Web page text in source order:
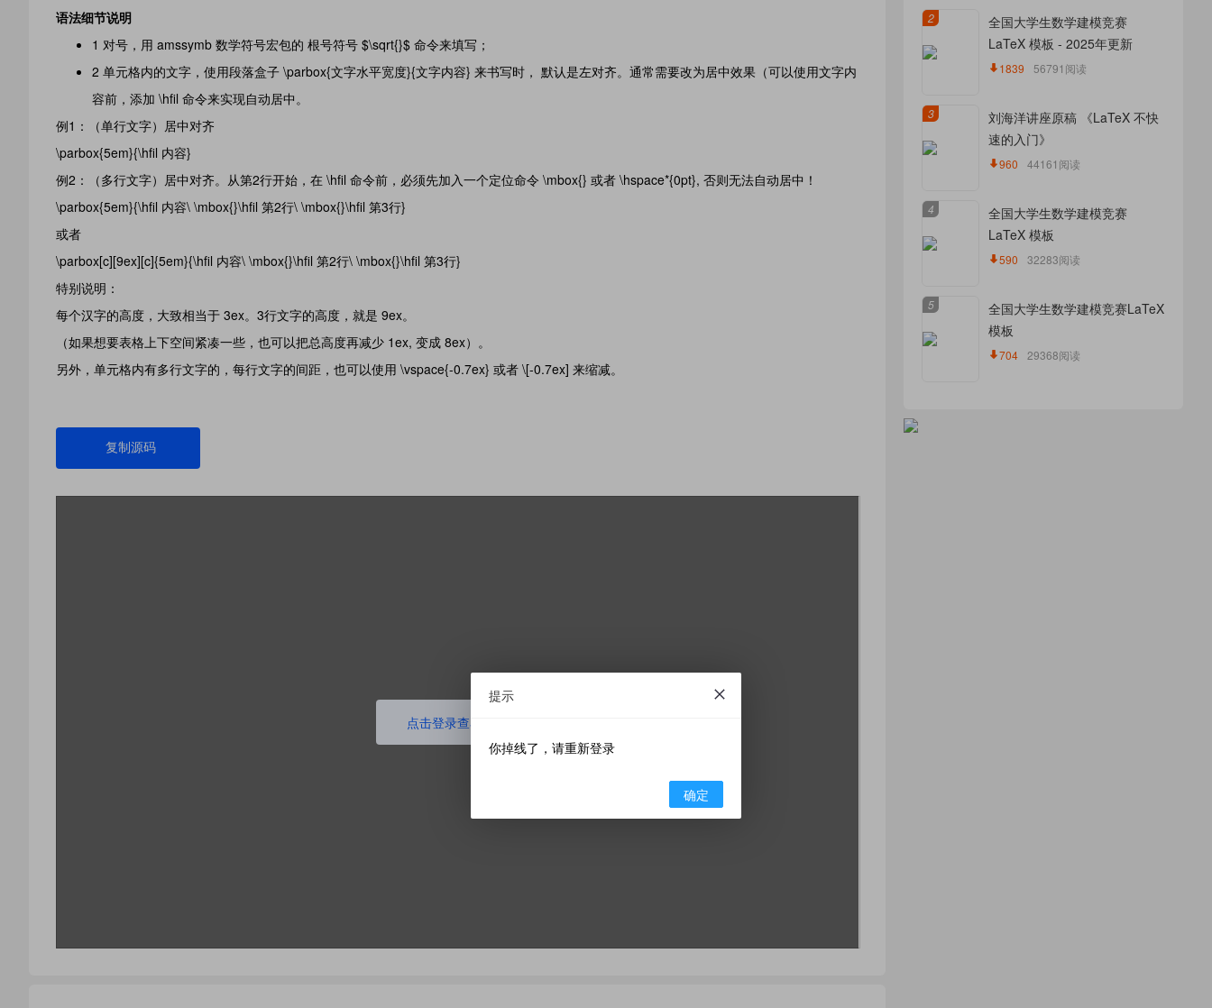
语法细节说明
1 对号，用 amssymb 数学符号宏包的 根号符号 $\sqrt{}$ 命令来填写；
2 单元格内的文字，使用段落盒子 \parbox{文字水平宽度}{文字内容} 来书写时， 默认是左对齐。通常需要改为居中效果（可以使用文字内
容前，添加 \hfil 命令来实现自动居中。
例1：（单行文字）居中对齐
\parbox{5em}{\hfil 内容}
例2：（多行文字）居中对齐。从第2行开始，在 \hfil 命令前，必须先加入一个定位命令 \mbox{} 或者 \hspace*{0pt}, 否则无法自动居中！
\parbox{5em}{\hfil 内容\ \mbox{}\hfil 第2行\ \mbox{}\hfil 第3行}
或者
\parbox[c][9ex][c]{5em}{\hfil 内容\ \mbox{}\hfil 第2行\ \mbox{}\hfil 第3行}
特别说明：
每个汉字的高度，大致相当于 3ex。3行文字的高度，就是 9ex。
（如果想要表格上下空间紧凑一些，也可以把总高度再减少 1ex, 变成 8ex）。
另外，单元格内有多行文字的，每行文字的间距，也可以使用 \vspace{-0.7ex} 或者 \[-0.7ex] 来缩减。
复制源码
点击登录查看代码
2
全国大学生数学建模竞赛
LaTeX 模板 - 2025年更新
1839 56791阅读
3
刘海洋讲座原稿 《LaTeX 不快
速的入门》
960 44161阅读
4
全国大学生数学建模竞赛
LaTeX 模板
590 32283阅读
5
全国大学生数学建模竞赛LaTeX
模板
704 29368阅读
提示
你掉线了，请重新登录
确定